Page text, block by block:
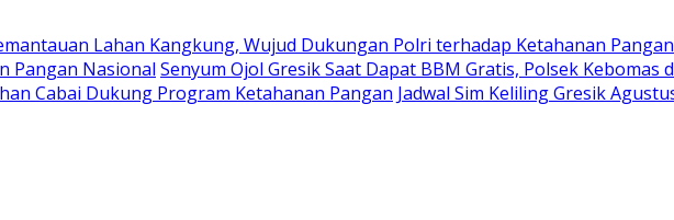
Lahan Kangkung, Wujud Dukungan Polri terhadap Ketahanan Pangan
Pangan Nasional Senyum Ojol Gresik Saat Dapat BBM Gratis, Polsek Kebomas
Cabai Dukung Program Ketahanan Pangan Jadwal Sim Keliling Gresik